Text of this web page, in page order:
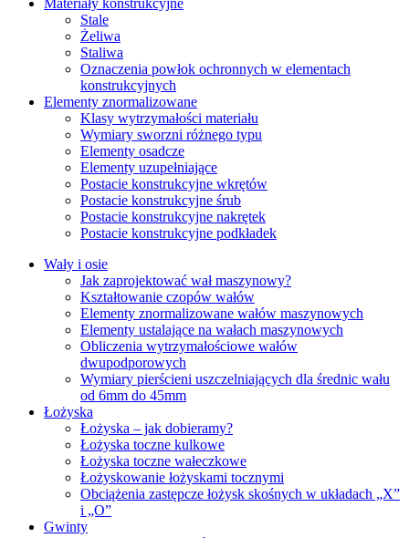
Materiały konstrukcyjne
Stale
Żeliwa
Staliwa
Oznaczenia powłok ochronnych w elementach
konstrukcyjnych
Elementy znormalizowane
Klasy wytrzymałości materiału
Wymiary sworzni różnego typu
Elementy osadcze
Elementy uzupełniające
Postacie konstrukcyjne wkrętów
Postacie konstrukcyjne śrub
Postacie konstrukcyjne nakrętek
Postacie konstrukcyjne podkładek
Wały i osie
Jak zaprojektować wał maszynowy?
Kształtowanie czopów wałów
Elementy znormalizowane wałów maszynowych
Elementy ustalające na wałach maszynowych
Obliczenia wytrzymałościowe wałów
dwupodporowych
Wymiary pierścieni uszczelniających dla średnic wału
od 6mm do 45mm
Łożyska
Łożyska – jak dobieramy?
Łożyska toczne kulkowe
Łożyska toczne wałeczkowe
Łożyskowanie łożyskami tocznymi
Obciążenia zastępcze łożysk skośnych w układach „X”
i „O”
Gwinty